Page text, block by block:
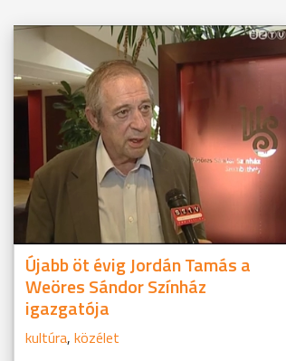
Újabb öt évig Jordán Tamás a
Weöres Sándor Színház
igazgatója
kultúra, közélet